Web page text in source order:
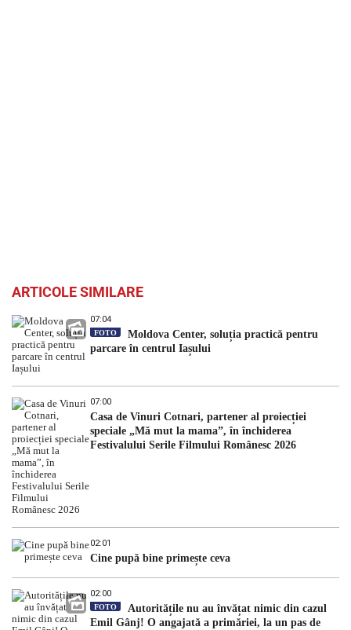
ARTICOLE SIMILARE
07:04
FOTO
Moldova Center, soluția practică pentru
parcare în centrul Iașului
07:00
Casa de Vinuri Cotnari, partener al proiecției
speciale „Mă mut la mama”, în închiderea
Festivalului Serile Filmului Românesc 2026
02:01
Cine pupă bine primește ceva
02:00
FOTO
Autoritățile nu au învățat nimic din cazul
Emil Gânj! O angajată a primăriei, la un pas de